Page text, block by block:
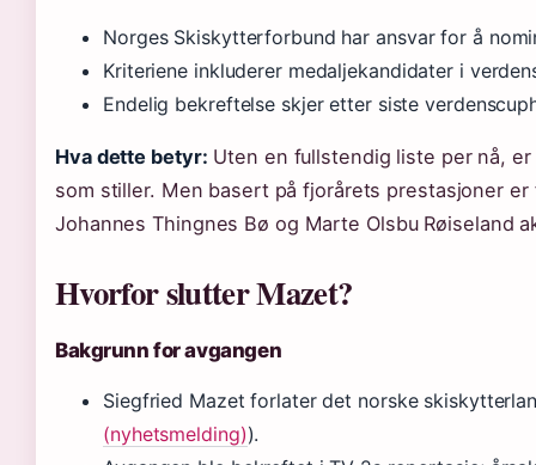
Norges Skiskytterforbund har ansvar for å
Kriteriene inkluderer medaljekandidater i
Endelig bekreftelse skjer etter siste
Hva dette betyr: Uten en fullstendig liste per nå,
som stiller. Men basert på fjorårets prestasjoner
Johannes Thingnes Bø og Marte Olsbu Røiseland
Hvorfor slutter Mazet?
Bakgrunn for avgangen
Siegfried Mazet forlater det norske
(nyhetsmelding)).